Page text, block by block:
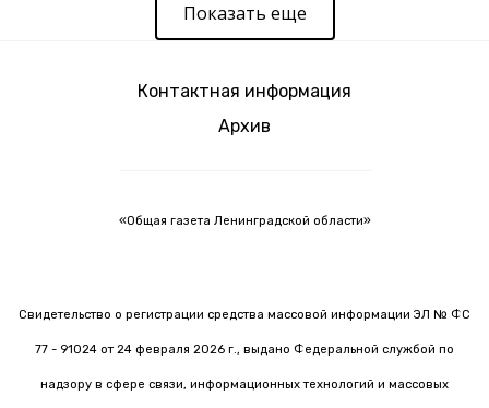
Показать еще
Контактная информация
Архив
«Общая газета Ленинградской области»
Свидетельство о регистрации средства массовой информации ЭЛ № ФС
77 - 91024 от 24 февраля 2026 г., выдано Федеральной службой по
надзору в сфере связи, информационных технологий и массовых